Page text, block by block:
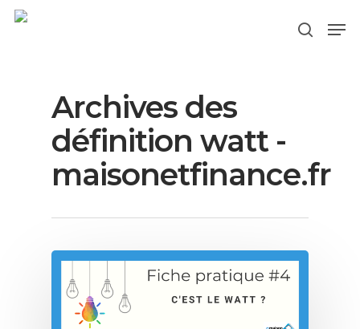
Hit enter to search or ESC to close
Archives des
définition watt -
maisonetfinance.fr